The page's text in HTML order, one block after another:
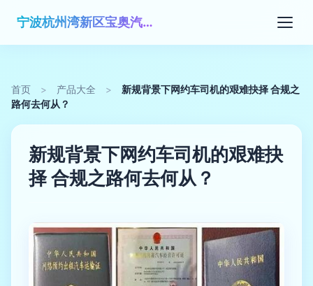
宁波杭州湾新区宝奥汽车俱乐部有限公司
首页 > 产品大全 >
新规背景下网约车司机的艰难抉择 合规之
路何去何从？
新规背景下网约车司机的艰难抉
择 合规之路何去何从？